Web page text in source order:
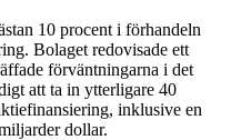
10 procent i förhandeln
Bolaget redovisade ett
förväntningarna i det
att ta in ytterligare 40
inklusive en
dollar.